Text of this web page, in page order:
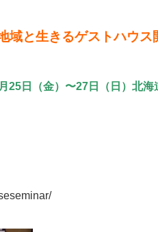
地域と生きるゲストハウス
25日（金）〜27日（日）北海